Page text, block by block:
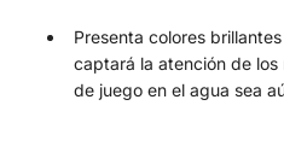
Presenta colores
captará la atención de
de juego en el agua sea